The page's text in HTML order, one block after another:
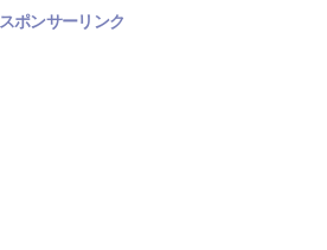
スポンサーリンク